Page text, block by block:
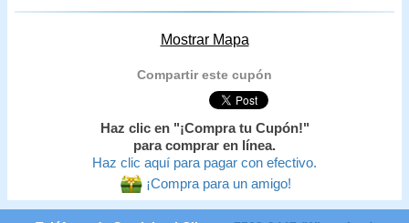
Mostrar Mapa
Compartir este cupón
Haz clic en "¡Compra tu Cupón!"
para comprar en línea.
Haz clic aquí para pagar con efectivo.
¡Compra para un amigo!